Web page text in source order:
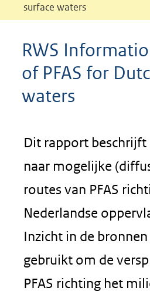
surface waters
RWS
of PFAS for
waters
Dit rapport
naar mogelijke
routes van PFAS
Nederlandse
Inzicht in de
gebruikt om de
PFAS richting het